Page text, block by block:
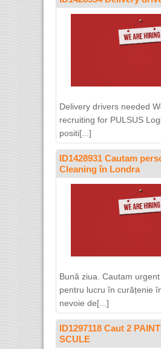
Delivery drivers needed
recruiting for PULSUS
positi[...]
ID1428931 Cautam
Cleaning în Londra
Bună ziua. Cautam
pentru lucru în curățenie
nevoie de[...]
ID1297118 Caut 2
SCULE